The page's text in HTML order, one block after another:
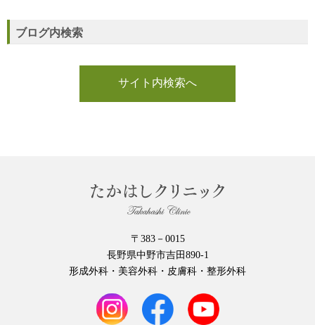
ブログ内検索
サイト内検索へ
〒383－0015
長野県中野市吉田890-1
形成外科・美容外科・皮膚科・整形外科